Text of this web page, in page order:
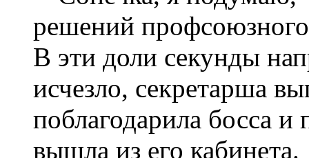
решений
В эти доли секунды
исчезло, секретарша
поблагодарила босса
вышла из его кабинета.